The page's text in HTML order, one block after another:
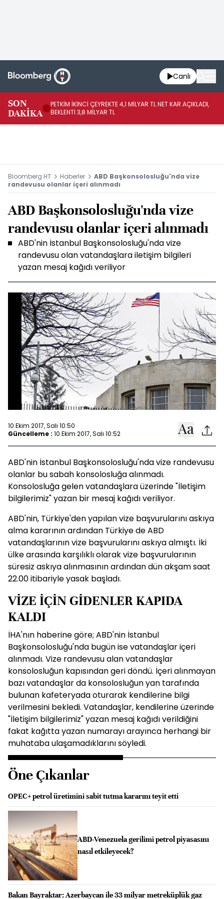
Canlı
SON
DAKİKA
PETKİM İKİNCİ ÇEYREKTE 4,1 MİLYAR TL NET KAR AÇIKLADI,
BEKLENTİ 3,8 MİLYAR TL
Bloomberg HT Haberler
ABD Başkonsolosluğu'nda vize
randevusu olanlar içeri alınmadı
ABD Başkonsolosluğu'nda vize
randevusu olanlar içeri alınmadı
ABD'nin İstanbul Başkonsolosluğu'nda vize
randevusu olan vatandaşlara iletişim bilgileri
yazan mesaj kağıdı veriliyor
10 Ekim 2017, Salı 10:50
Güncelleme : 10 Ekim 2017, Salı 10:52
ABD'nin İstanbul Başkonsolosluğu'nda vize randevusu
olanlar bu sabah konsolosluğa alınmadı.
Konsolosluğa gelen vatandaşlara üzerinde "İletişim
bilgilerimiz" yazan bir mesaj kağıdı veriliyor.
ABD'nin, Türkiye'den yapılan vize başvurularını askıya
alma kararının ardından Türkiye de ABD
vatandaşlarının vize başvurularını askıya almıştı. İki
ülke arasında karşılıklı olarak vize başvurularının
süresiz askıya alınmasının ardından dün akşam saat
22.00 itibariyle yasak başladı.
VİZE İÇİN GİDENLER KAPIDA
KALDI
İHA'nın haberine göre; ABD'nin İstanbul
Başkonsolosluğu'nda bugün ise vatandaşlar içeri
alınmadı. Vize randevusu alan vatandaşlar
konsolosluğun kapısından geri döndü. İçeri alınmayan
bazı vatandaşlar da konsolosluğun yan tarafında
bulunan kafeteryada oturarak kendilerine bilgi
verilmesini bekledi. Vatandaşlar, kendilerine üzerinde
"İletişim bilgilerimiz" yazan mesaj kağıdı verildiğini
fakat kağıtta yazan numarayı arayınca herhangi bir
muhataba ulaşamadıklarını söyledi.
Öne Çıkanlar
OPEC+ petrol üretimini sabit tutma kararını teyit etti
ABD-Venezuela gerilimi petrol piyasasını
nasıl etkileyecek?
Bakan Bayraktar: Azerbaycan ile 33 milyar metreküplük gaz